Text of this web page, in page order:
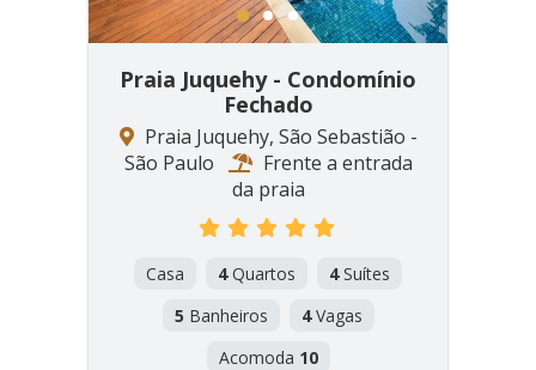
1 2 3
Praia Juquehy - Condomínio
Fechado
Praia Juquehy, São Sebastião -
São Paulo
Frente a entrada
da praia
Casa 4Quartos 4Suítes
5 Banheiros 4Vagas
Acomoda 10